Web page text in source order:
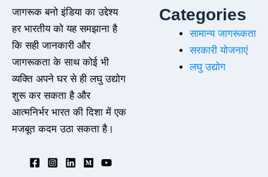
जागरूक बनो इंडिया का उद्देश्य
हर भारतीय को यह समझाना है
कि सही जानकारी और
जागरूकता के साथ कोई भी
व्यक्ति अपने घर से ही लघु उद्योग
शुरू कर सकता है और
आत्मनिर्भर भारत की दिशा में एक
मजबूत कदम उठा सकता है।
Categories
सामान्य जागरूकता
सरकारी योजनाएं
लघु उद्योग